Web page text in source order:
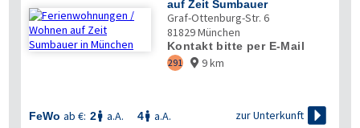
auf Zeit Sumbauer
Graf-Ottenburg-Str. 6
81829München
Kontakt bitte per E-Mail
291  9 km
FeWo ab €: 2 a.A. 4 a.A. zur Unterkunft 